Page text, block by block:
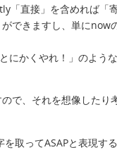
直接」を含めれば「
できますし、単にnow
かくやれ！」のよう
で、それを想像したり
取ってASAPと表現する